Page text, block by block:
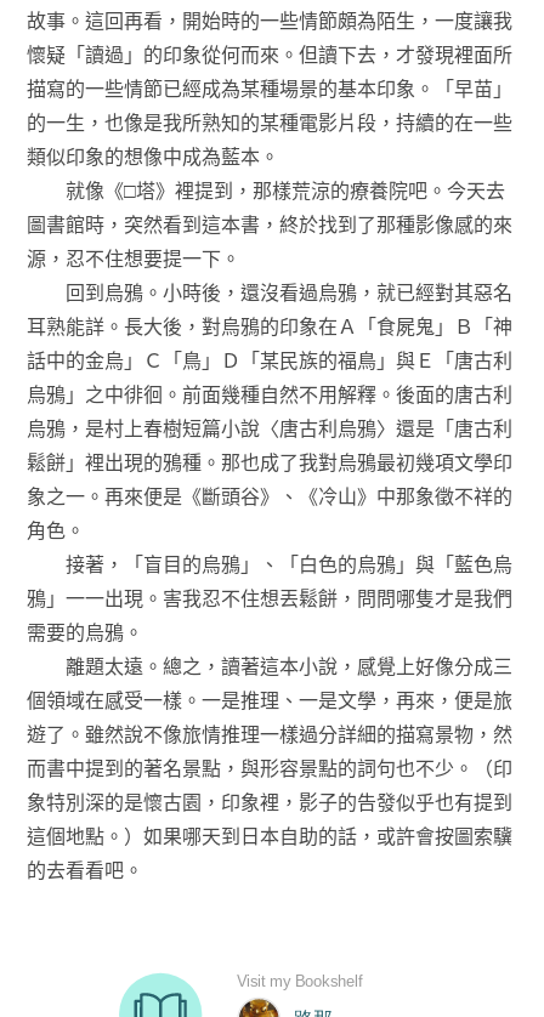
故事。這回再看，開始時的一些情節頗為陌生，一度讓我
懷疑「讀過」的印象從何而來。但讀下去，才發現裡面所
描寫的一些情節已經成為某種場景的基本印象。「早苗」
的一生，也像是我所熟知的某種電影片段，持續的在一些
類似印象的想像中成為藍本。
就像《□塔》裡提到，那樣荒涼的療養院吧。今天去
圖書館時，突然看到這本書，終於找到了那種影像感的來
源，忍不住想要提一下。
回到烏鴉。小時後，還沒看過烏鴉，就已經對其惡名
耳熟能詳。長大後，對烏鴉的印象在Ａ「食屍鬼」Ｂ「神
話中的金烏」Ｃ「鳥」Ｄ「某民族的福鳥」與Ｅ「唐古利
烏鴉」之中徘徊。前面幾種自然不用解釋。後面的唐古利
烏鴉，是村上春樹短篇小說〈唐古利烏鴉〉還是「唐古利
鬆餅」裡出現的鴉種。那也成了我對烏鴉最初幾項文學印
象之一。再來便是《斷頭谷》、《冷山》中那象徵不祥的
角色。
接著，「盲目的烏鴉」、「白色的烏鴉」與「藍色烏
鴉」一一出現。害我忍不住想丟鬆餅，問問哪隻才是我們
需要的烏鴉。
離題太遠。總之，讀著這本小說，感覺上好像分成三
個領域在感受一樣。一是推理、一是文學，再來，便是旅
遊了。雖然說不像旅情推理一樣過分詳細的描寫景物，然
而書中提到的著名景點，與形容景點的詞句也不少。（印
象特別深的是懷古園，印象裡，影子的告發似乎也有提到
這個地點。）如果哪天到日本自助的話，或許會按圖索驥
的去看看吧。